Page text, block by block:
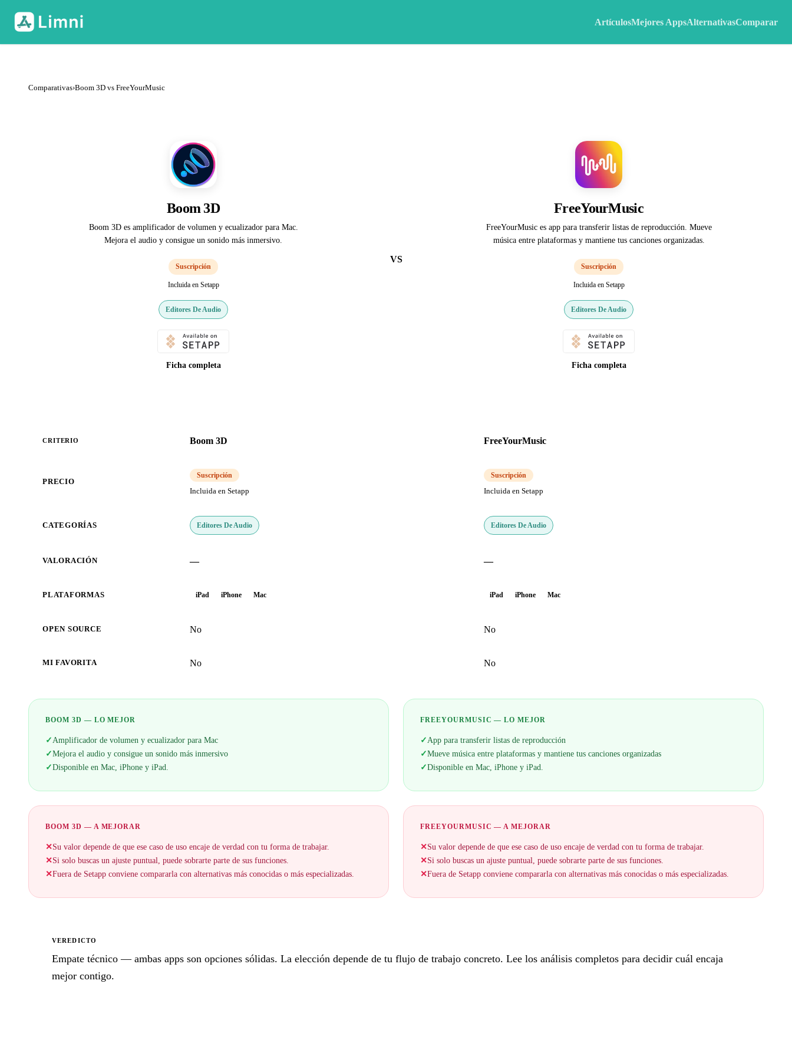
ArtículosMejores AppsAlternativasComparar
Comparativas›Boom 3D vs FreeYourMusic
Boom 3D
Boom 3D es amplificador de volumen y ecualizador para Mac.
Mejora el audio y consigue un sonido más inmersivo.
Suscripción
Incluida en Setapp
Editores De Audio
Ficha completa
VS
FreeYourMusic
FreeYourMusic es app para transferir listas de reproducción. Mueve
música entre plataformas y mantiene tus canciones organizadas.
Suscripción
Incluida en Setapp
Editores De Audio
Ficha completa
CRITERIO Boom 3D FreeYourMusic
PRECIO
Suscripción
Incluida en Setapp
Suscripción
Incluida en Setapp
CATEGORÍAS Editores De Audio Editores De Audio
VALORACIÓN — —
PLATAFORMAS iPad iPhone Mac iPad iPhone Mac
OPEN SOURCE No No
MI FAVORITA No No
BOOM 3D — LO MEJOR
✓Amplificador de volumen y ecualizador para Mac
✓Mejora el audio y consigue un sonido más inmersivo
✓Disponible en Mac, iPhone y iPad.
FREEYOURMUSIC — LO MEJOR
✓App para transferir listas de reproducción
✓Mueve música entre plataformas y mantiene tus canciones organizadas
✓Disponible en Mac, iPhone y iPad.
BOOM 3D — A MEJORAR
✕Su valor depende de que ese caso de uso encaje de verdad con tu forma de trabajar.
✕Si solo buscas un ajuste puntual, puede sobrarte parte de sus funciones.
✕Fuera de Setapp conviene compararla con alternativas más conocidas o más especializadas.
FREEYOURMUSIC — A MEJORAR
✕Su valor depende de que ese caso de uso encaje de verdad con tu forma de trabajar.
✕Si solo buscas un ajuste puntual, puede sobrarte parte de sus funciones.
✕Fuera de Setapp conviene compararla con alternativas más conocidas o más especializadas.
VEREDICTO
Empate técnico — ambas apps son opciones sólidas. La elección depende de tu flujo de trabajo concreto. Lee los análisis completos para decidir cuál encaja
mejor contigo.